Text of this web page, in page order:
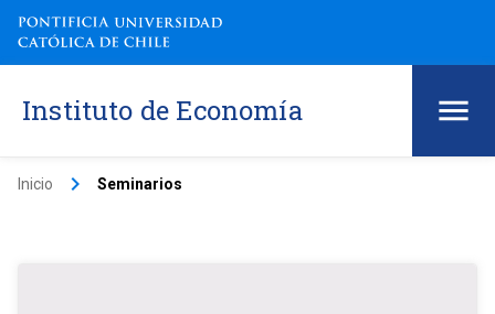
Instituto de Economía
Inicio keyboard_arrow_right Seminarios